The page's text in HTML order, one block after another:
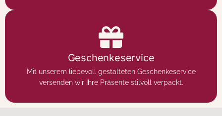
Geschenkeservice
Mit unserem liebevoll gestalteten Geschenkeservice
versenden wir Ihre Präsente stilvoll verpackt.